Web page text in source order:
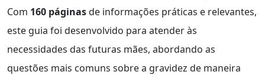
Com 160 páginasde informações práticas e relevantes,
este guia foi desenvolvido para atender às
necessidades das futuras mães, abordando as
questões mais comuns sobre a gravidez de maneira